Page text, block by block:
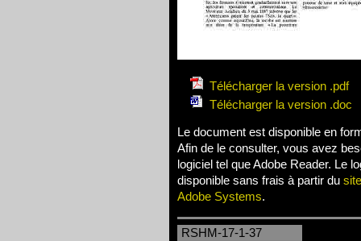
Télécharger la version .pdf
Télécharger la version .doc
Le document est disponible en
Afin de le consulter, vous avez
logiciel tel que Adobe Reader. Le
disponible sans frais à partir du
Adobe Systems.
RSHM-17-1-37